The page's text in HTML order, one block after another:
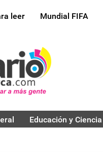
leer Mundial FIFA
Educación y Ciencia